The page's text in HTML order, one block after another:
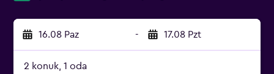
16.08 Paz - 17.08 Pzt
2 konuk, 1 oda